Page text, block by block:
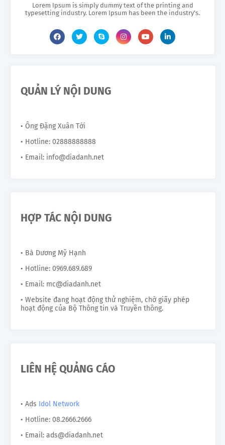
Lorem Ipsum is simply dummy text of the printing and
typesetting industry. Lorem Ipsum has been the industry's.
QUẢN LÝ NỘI DUNG
• Ông Đặng Xuân Tới
• Hotline: 02888888888
• Email: info@diadanh.net
HỢP TÁC NỘI DUNG
• Bà Dương Mỹ Hạnh
• Hotline: 0969.689.689
• Email: mc@diadanh.net
• Website đang hoạt động thử nghiệm, chờ giấy phép
hoạt động của Bộ Thông tin và Truyền thông.
LIÊN HỆ QUẢNG CÁO
• Ads Idol Network
• Hotline: 08.2666.2666
• Email: ads@diadanh.net